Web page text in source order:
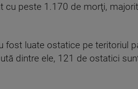
cu peste 1.170 de morţi,
fost luate ostatice pe teritoriul
dintre ele, 121 de ostatici